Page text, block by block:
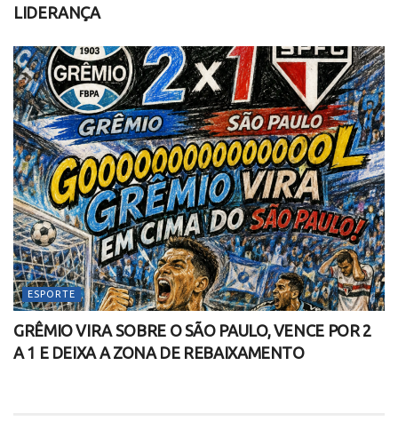
LIDERANÇA
ESPORTE
GRÊMIO VIRA SOBRE O SÃO PAULO, VENCE POR 2
A 1 E DEIXA A ZONA DE REBAIXAMENTO